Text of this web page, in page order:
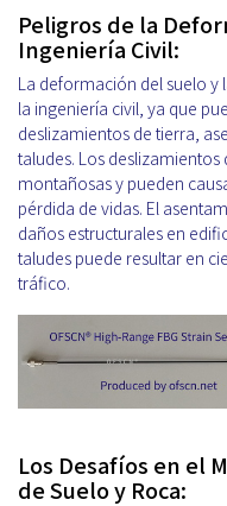
Peligros de la
Ingeniería Civil:
La deformación del suelo y
la ingeniería civil, ya que
deslizamientos de tierra,
taludes. Los
montañosas y pueden
pérdida de vidas. El
daños estructurales en
taludes puede resultar en
tráfico.
Los Desafíos en el
de Suelo y Roca: